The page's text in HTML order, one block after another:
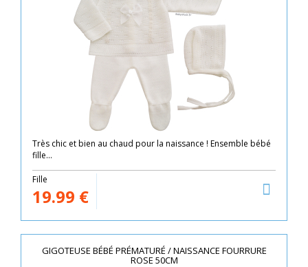
Très chic et bien au chaud pour la naissance ! Ensemble bébé
fille...
Fille
19.99 €
GIGOTEUSE BÉBÉ PRÉMATURÉ / NAISSANCE FOURRURE
ROSE 50CM